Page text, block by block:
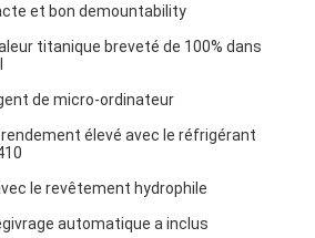
de boue
boue
de boue
et bon demountability
titanique breveté de 100% dans
de micro-ordinateur
élevé avec le réfrigérant
le revêtement hydrophile
automatique a inclus